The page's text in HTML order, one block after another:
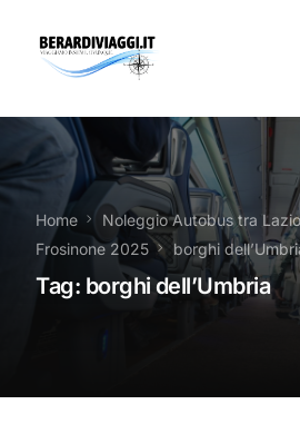
Home
Noleggio Autobus tra
Frosinone 2025
borghi
Tag: borghi dell’Umbria
Chi Siamo
Noleggio
Autobus
Vacanze Viaggi